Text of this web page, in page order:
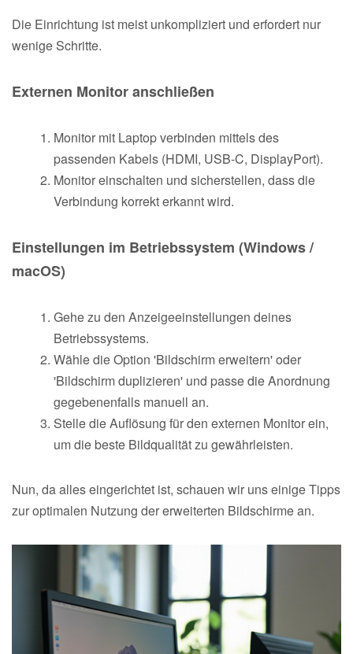
Die Einrichtung ist meist unkompliziert und erfordert nur
wenige Schritte.
Externen Monitor anschließen
Monitor mit Laptop verbinden mittels des
passenden Kabels (HDMI, USB-C, DisplayPort).
Monitor einschalten und sicherstellen, dass die
Verbindung korrekt erkannt wird.
Einstellungen im Betriebssystem (Windows /
macOS)
Gehe zu den Anzeigeeinstellungen deines
Betriebssystems.
Wähle die Option 'Bildschirm erweitern' oder
'Bildschirm duplizieren' und passe die Anordnung
gegebenenfalls manuell an.
Stelle die Auflösung für den externen Monitor ein,
um die beste Bildqualität zu gewährleisten.
Nun, da alles eingerichtet ist, schauen wir uns einige Tipps
zur optimalen Nutzung der erweiterten Bildschirme an.